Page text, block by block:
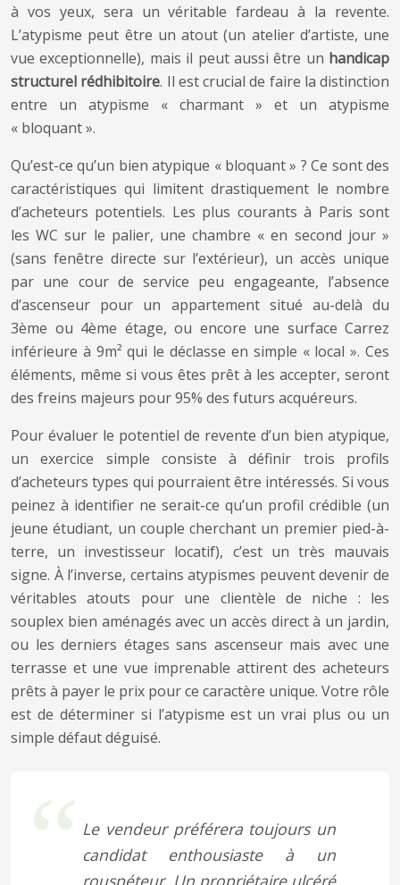
à vos yeux, sera un véritable fardeau à la revente.
L’atypisme peut être un atout (un atelier d’artiste, une
vue exceptionnelle), mais il peut aussi être un handicap
structurel rédhibitoire. Il est crucial de faire la distinction
entre un atypisme « charmant » et un atypisme
« bloquant ».
Qu’est-ce qu’un bien atypique « bloquant » ? Ce sont des
caractéristiques qui limitent drastiquement le nombre
d’acheteurs potentiels. Les plus courants à Paris sont
les WC sur le palier, une chambre « en second jour »
(sans fenêtre directe sur l’extérieur), un accès unique
par une cour de service peu engageante, l’absence
d’ascenseur pour un appartement situé au-delà du
3ème ou 4ème étage, ou encore une surface Carrez
inférieure à 9m² qui le déclasse en simple « local ». Ces
éléments, même si vous êtes prêt à les accepter, seront
des freins majeurs pour 95% des futurs acquéreurs.
Pour évaluer le potentiel de revente d’un bien atypique,
un exercice simple consiste à définir trois profils
d’acheteurs types qui pourraient être intéressés. Si vous
peinez à identifier ne serait-ce qu’un profil crédible (un
jeune étudiant, un couple cherchant un premier pied-à-
terre, un investisseur locatif), c’est un très mauvais
signe. À l’inverse, certains atypismes peuvent devenir de
véritables atouts pour une clientèle de niche : les
souplex bien aménagés avec un accès direct à un jardin,
ou les derniers étages sans ascenseur mais avec une
terrasse et une vue imprenable attirent des acheteurs
prêts à payer le prix pour ce caractère unique. Votre rôle
est de déterminer si l’atypisme est un vrai plus ou un
simple défaut déguisé.
Le vendeur préférera toujours un
candidat enthousiaste à un
rouspéteur. Un propriétaire ulcéré